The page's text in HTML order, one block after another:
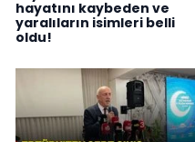
hayatını kaybeden ve
yaralıların isimleri belli
oldu!